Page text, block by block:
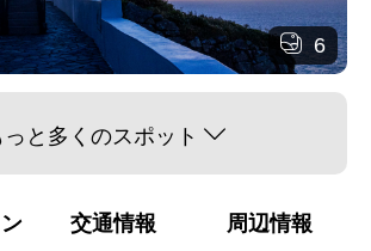
6
っと多くのスポット
交通情報 周辺情報